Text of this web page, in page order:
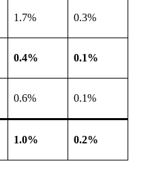
1.7% 0.3%
0.4% 0.1%
0.6% 0.1%
1.0% 0.2%